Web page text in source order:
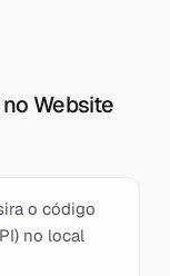
Website
o código
no local